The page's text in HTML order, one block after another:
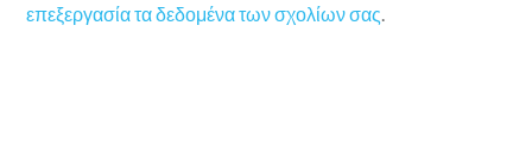
επεξεργασία τα δεδομένα των σχολίων σας